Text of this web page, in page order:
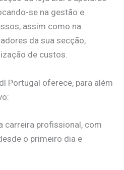
se na gestão e
assim como na
da sua secção,
de custos.
Portugal oferece, para além
carreira profissional, com
o primeiro dia e